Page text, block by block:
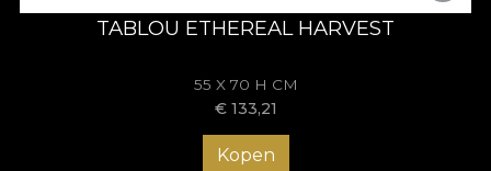
TABLOU ETHEREAL HARVEST
55 X 70 H CM
€ 133,21
Kopen